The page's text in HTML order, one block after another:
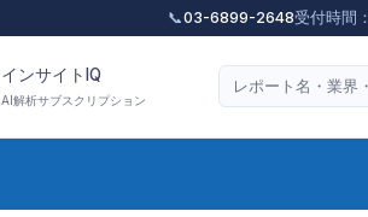
📞03-6899-2648受付時間：
インサイトIQ
AI解析サブスクリプション